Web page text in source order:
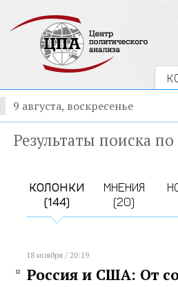
9 августа, воскресенье
Результаты поиска
КОЛОНКИ
(144)
МНЕНИЯ
(20)
18 ноября / 20:19
Россия и США: От